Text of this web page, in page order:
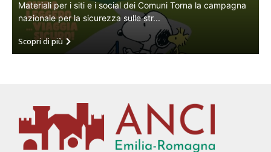
Materiali per i siti e i social dei Comuni Torna la campagna
nazionale per la sicurezza sulle str...
Scopri di più